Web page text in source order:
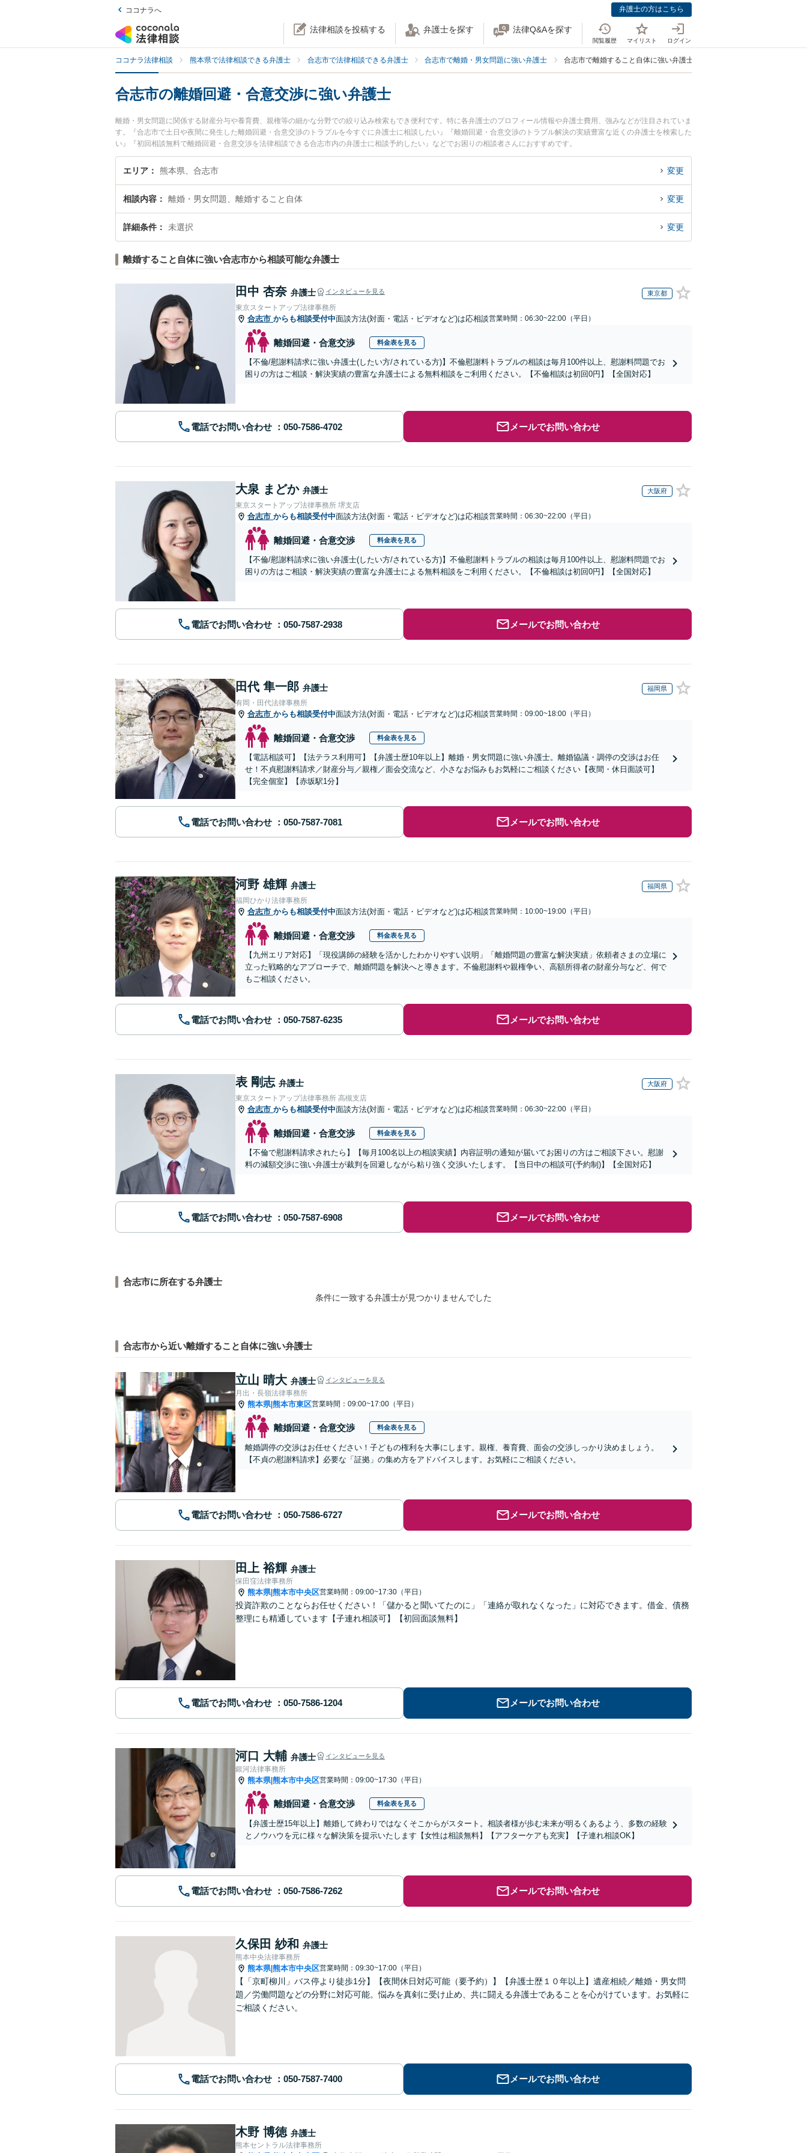
ココナラへ 弁護士の方はこちら
法律相談を投稿する 弁護士を探す 法律Q&Aを探す
閲覧履歴 マイリスト ログイン
ココナラ法律相談 熊本県で法律相談できる弁護士 合志市で法律相談できる弁護士 合志市で離婚・男女問題に強い弁護士 合志市で離婚すること自体に強い弁護士
合志市の離婚回避・合意交渉に強い弁護士
離婚・男女問題に関係する財産分与や養育費、親権等の細かな分野での絞り込み検索もでき便利です。特に各弁護士のプロフィール情報や弁護士費用、強みなどが注目されていま
す。『合志市で土日や夜間に発生した離婚回避・合意交渉のトラブルを今すぐに弁護士に相談したい』『離婚回避・合意交渉のトラブル解決の実績豊富な近くの弁護士を検索した
い』『初回相談無料で離婚回避・合意交渉を法律相談できる合志市内の弁護士に相談予約したい』などでお困りの相談者さんにおすすめです。
エリア 熊本県、合志市 変更
相談内容 離婚・男女問題、離婚すること自体 変更
詳細条件 未選択 変更
離婚すること自体に強い合志市から相談可能な弁護士
田中 杏奈 弁護士 インタビューを見る 東京都
東京スタートアップ法律事務所
合志市 からも相談受付中面談方法(対面・電話・ビデオなど)は応相談営業時間：06:30~22:00（平日）
離婚回避・合意交渉 料金表を見る
【不倫/慰謝料請求に強い弁護士(したい方/されている方)】不倫慰謝料トラブルの相談は毎月100件以上、慰謝料問題でお
困りの方はご相談・解決実績の豊富な弁護士による無料相談をご利用ください。【不倫相談は初回0円】【全国対応】
電話でお問い合わせ メールでお問い合わせ
大泉 まどか 弁護士 大阪府
東京スタートアップ法律事務所 堺支店
合志市 からも相談受付中面談方法(対面・電話・ビデオなど)は応相談営業時間：06:30~22:00（平日）
離婚回避・合意交渉 料金表を見る
【不倫/慰謝料請求に強い弁護士(したい方/されている方)】不倫慰謝料トラブルの相談は毎月100件以上、慰謝料問題でお
困りの方はご相談・解決実績の豊富な弁護士による無料相談をご利用ください。【不倫相談は初回0円】【全国対応】
電話でお問い合わせ メールでお問い合わせ
田代 隼一郎 弁護士 福岡県
有岡・田代法律事務所
合志市 からも相談受付中面談方法(対面・電話・ビデオなど)は応相談営業時間：09:00~18:00（平日）
離婚回避・合意交渉 料金表を見る
【電話相談可】【法テラス利用可】【弁護士歴10年以上】離婚・男女問題に強い弁護士。離婚協議・調停の交渉はお任
せ！不貞慰謝料請求／財産分与／親権／面会交流など、小さなお悩みもお気軽にご相談ください【夜間・休日面談可】
【完全個室】【赤坂駅1分】
電話でお問い合わせ メールでお問い合わせ
河野 雄輝 弁護士 福岡県
福岡ひかり法律事務所
合志市 からも相談受付中面談方法(対面・電話・ビデオなど)は応相談営業時間：10:00~19:00（平日）
離婚回避・合意交渉 料金表を見る
【九州エリア対応】「現役講師の経験を活かしたわかりやすい説明」「離婚問題の豊富な解決実績」依頼者さまの立場に
立った戦略的なアプローチで、離婚問題を解決へと導きます。不倫慰謝料や親権争い、高額所得者の財産分与など、何で
もご相談ください。
電話でお問い合わせ メールでお問い合わせ
表 剛志 弁護士 大阪府
東京スタートアップ法律事務所 高槻支店
合志市 からも相談受付中面談方法(対面・電話・ビデオなど)は応相談営業時間：06:30~22:00（平日）
離婚回避・合意交渉 料金表を見る
【不倫で慰謝料請求されたら】【毎月100名以上の相談実績】内容証明の通知が届いてお困りの方はご相談下さい。慰謝
料の減額交渉に強い弁護士が裁判を回避しながら粘り強く交渉いたします。【当日中の相談可(予約制)】【全国対応】
電話でお問い合わせ メールでお問い合わせ
合志市に所在する弁護士
条件に一致する弁護士が見つかりませんでした
合志市から近い離婚すること自体に強い弁護士
立山 晴大 弁護士 インタビューを見る
月出・長嶺法律事務所
熊本県|熊本市東区営業時間：09:00~17:00（平日）
離婚回避・合意交渉 料金表を見る
離婚調停の交渉はお任せください！子どもの権利を大事にします。親権、養育費、面会の交渉しっかり決めましょう。
【不貞の慰謝料請求】必要な「証拠」の集め方をアドバイスします。お気軽にご相談ください。
電話でお問い合わせ メールでお問い合わせ
田上 裕輝 弁護士
保田窪法律事務所
熊本県|熊本市中央区営業時間：09:00~17:30（平日）
投資詐欺のことならお任せください！「儲かると聞いてたのに」「連絡が取れなくなった」に対応できます。借金、債務
整理にも精通しています【子連れ相談可】【初回面談無料】
電話でお問い合わせ メールでお問い合わせ
河口 大輔 弁護士 インタビューを見る
銀河法律事務所
熊本県|熊本市中央区営業時間：09:00~17:30（平日）
離婚回避・合意交渉 料金表を見る
【弁護士歴15年以上】離婚して終わりではなくそこからがスタート。相談者様が歩む未来が明るくあるよう、多数の経験
とノウハウを元に様々な解決策を提示いたします【女性は相談無料】【アフターケアも充実】【子連れ相談OK】
電話でお問い合わせ メールでお問い合わせ
久保田 紗和 弁護士
熊本中央法律事務所
熊本県|熊本市中央区営業時間：09:30~17:00（平日）
【「京町柳川」バス停より徒歩1分】【夜間休日対応可能（要予約）】【弁護士歴１０年以上】遺産相続／離婚・男女問
題／労働問題などの分野に対応可能。悩みを真剣に受け止め、共に闘える弁護士であることを心がけています。お気軽に
ご相談ください。
電話でお問い合わせ メールでお問い合わせ
木野 博徳 弁護士
熊本セントラル法律事務所